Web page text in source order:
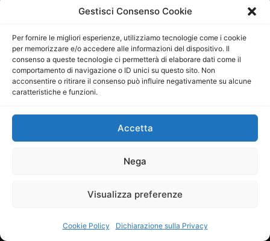
Gestisci Consenso Cookie
Per fornire le migliori esperienze, utilizziamo tecnologie come i cookie
per memorizzare e/o accedere alle informazioni del dispositivo. Il
consenso a queste tecnologie ci permetterà di elaborare dati come il
comportamento di navigazione o ID unici su questo sito. Non
acconsentire o ritirare il consenso può influire negativamente su alcune
caratteristiche e funzioni.
Accetta
Nega
Visualizza preferenze
Cookie Policy Dichiarazione sulla Privacy
Contatti
Cookie Policy (UE)
Disconoscimento
Copyright © ilSicilia | aut. Tribunale di Palermo n.11 del
Direttore Editoriale: Maurizio Scaglione